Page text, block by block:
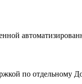
по отдельному